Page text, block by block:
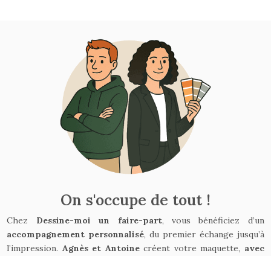
On s'occupe de tout !
Chez Dessine-moi un faire-part, vous bénéficiez d’un
accompagnement personnalisé, du premier échange jusqu’à
l’impression. Agnès et Antoinecréent votre maquette, avec